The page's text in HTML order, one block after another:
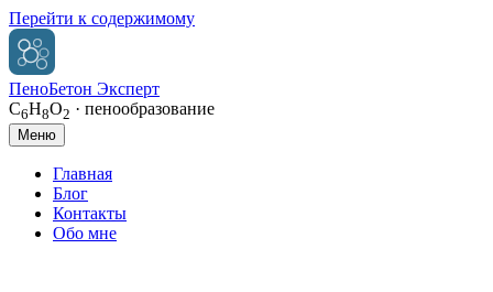
Перейти к содержимому
ПеноБетон Эксперт
C6H8O2 · пенообразование
Меню
Главная
Блог
Контакты
Обо мне